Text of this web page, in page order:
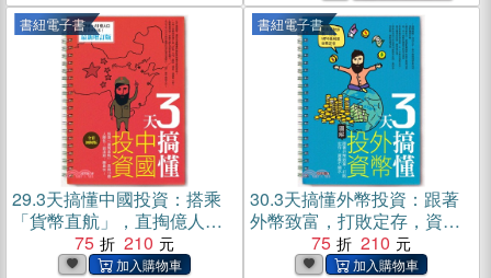
書紐電子書
29.3天搞懂中國投資：搭乘
「貨幣直航」，直掏億人腰
包，錢滾錢，賺最快！（最
新增訂版）(電子書)
75 210
書紐電子書
30.3天搞懂外幣投資：跟著
外幣致富，打敗定存，資產
不縮水(電子書)
75 210